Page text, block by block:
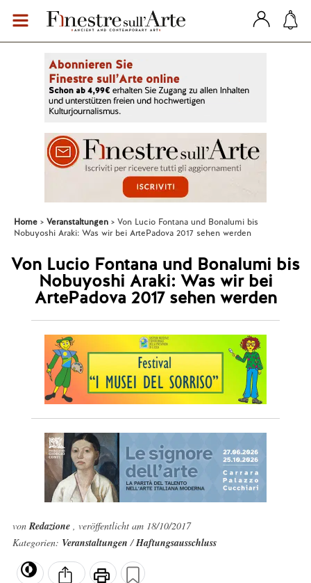
Home Veranstaltungen
Von Lucio Fontana und Bonalumi bis
Nobuyoshi Araki: Was wir bei ArtePadova 2017 sehen werden
Von Lucio Fontana und Bonalumi bis
Nobuyoshi Araki: Was wir bei
ArtePadova 2017 sehen werden
vonRedazione , veröffentlicht am 18/10/2017
Kategorien: Veranstaltungen/Haftungsausschluss